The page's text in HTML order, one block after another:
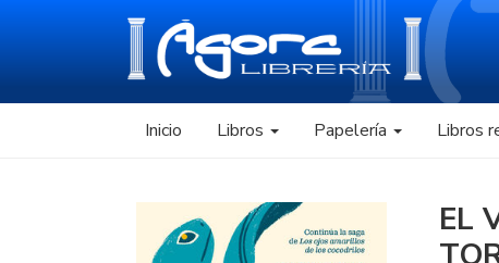
Inicio Libros Papelería Libros
EL